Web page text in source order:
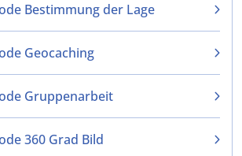
Bestimmung der Lage
Geocaching
Gruppenarbeit
360 Grad Bild